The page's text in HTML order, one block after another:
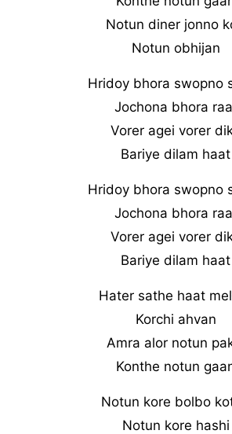
Notun diner jonno
Notun obhijan
Hridoy bhora swopno
Jochona bhora
Vorer agei vorer
Bariye dilam haat
Hridoy bhora swopno
Jochona bhora
Vorer agei vorer
Bariye dilam haat
Hater sathe haat
Korchi ahvan
Amra alor notun
Konthe notun
Notun kore bolbo
Notun kore hashi